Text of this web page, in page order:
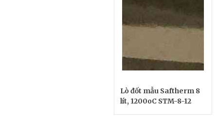
Lò đốt mẫu Saftherm 8
lít, 1200oC STM-8-12